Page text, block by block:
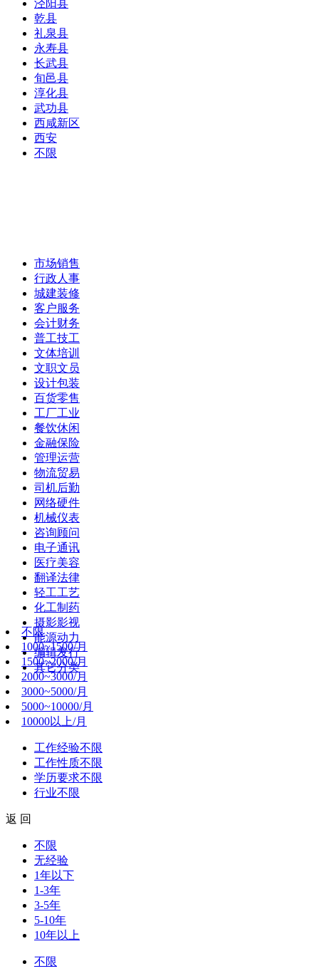
泾阳县
乾县
礼泉县
永寿县
长武县
旬邑县
淳化县
武功县
西咸新区
西安
不限
市场销售
行政人事
城建装修
客户服务
会计财务
普工技工
文体培训
文职文员
设计包装
百货零售
工厂工业
餐饮休闲
金融保险
管理运营
物流贸易
司机后勤
网络硬件
机械仪表
咨询顾问
电子通讯
医疗美容
翻译法律
轻工工艺
化工制药
摄影影视
能源动力
编辑发行
其它分类
不限
1000~1500/月
1500~2000/月
2000~3000/月
3000~5000/月
5000~10000/月
10000以上/月
工作经验不限
工作性质不限
学历要求不限
行业不限
返 回
不限
无经验
1年以下
1-3年
3-5年
5-10年
10年以上
不限